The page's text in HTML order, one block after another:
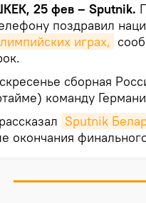
25 фев – Sputnik.
поздравил
играх,
сборная
команду
Sputnik
окончания